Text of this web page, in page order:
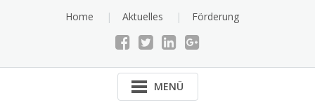
Home Aktuelles Förderung
MENÜ